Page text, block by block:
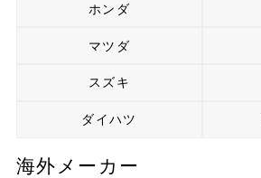
ホンダ
マツダ
スズキ
ダイハツ
海外メーカー